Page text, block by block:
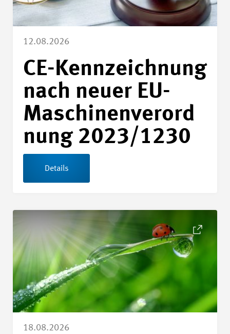
12.08.2026
CE-Kennzeichnung
nach neuer EU-
Maschinenverord
nung 2023/1230
Details
18.08.2026